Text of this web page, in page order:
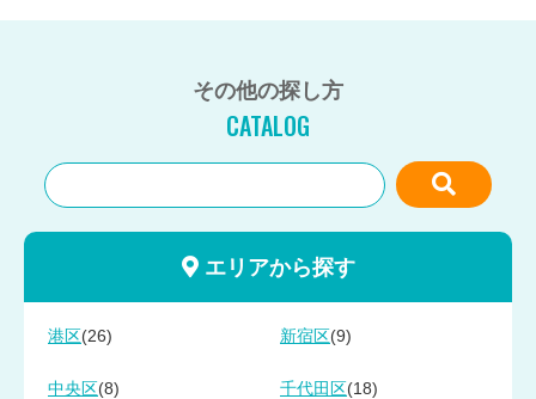
その他の探し方
CATALOG
エリアから探す
港区 (26) 新宿区 (9)
中央区 (8) 千代田区 (18)